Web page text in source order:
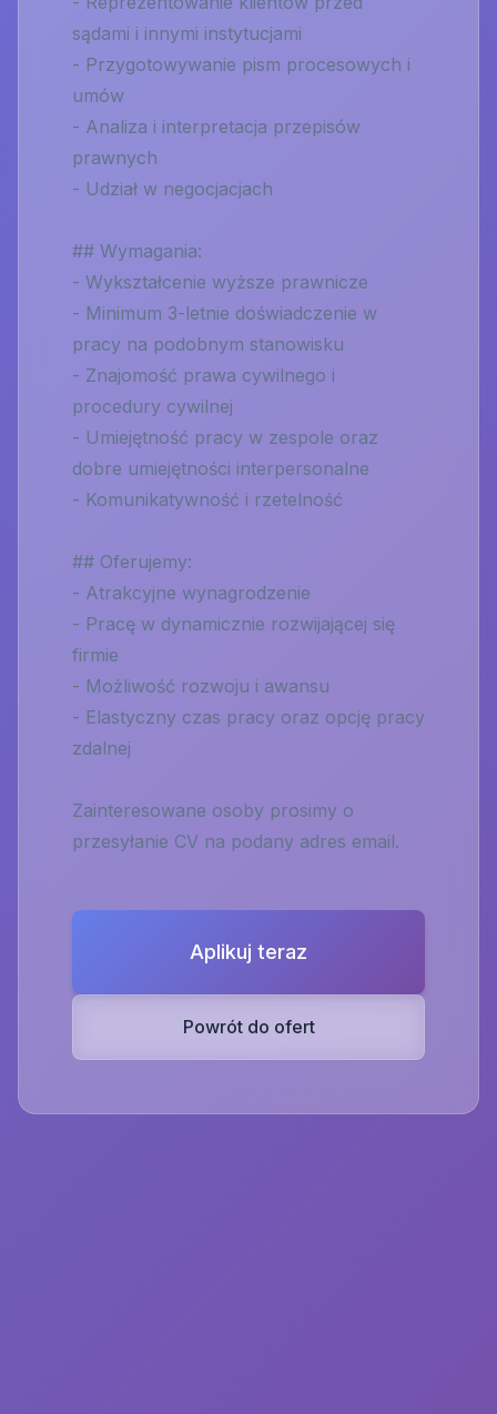
sądami i innymi instytucjami
- Przygotowywanie pism procesowych i
umów
- Analiza i interpretacja przepisów
prawnych
- Udział w negocjacjach
## Wymagania:
- Wykształcenie wyższe prawnicze
- Minimum 3-letnie doświadczenie w
pracy na podobnym stanowisku
- Znajomość prawa cywilnego i
procedury cywilnej
- Umiejętność pracy w zespole oraz
dobre umiejętności interpersonalne
- Komunikatywność i rzetelność
## Oferujemy:
- Atrakcyjne wynagrodzenie
- Pracę w dynamicznie rozwijającej się
firmie
- Możliwość rozwoju i awansu
- Elastyczny czas pracy oraz opcję pracy
zdalnej
Zainteresowane osoby prosimy o
przesyłanie CV na podany adres email.
Aplikuj teraz
Powrót do ofert